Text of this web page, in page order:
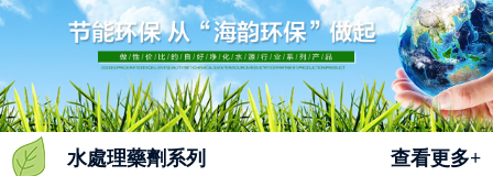
水處理藥劑系列 查看更多+